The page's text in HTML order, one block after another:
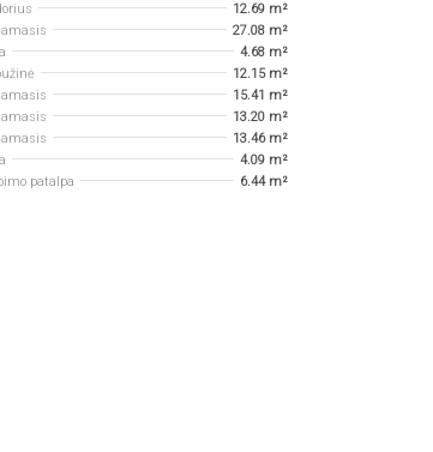
12.69 m²
27.08 m²
4.68 m²
12.15 m²
15.41 m²
13.20 m²
13.46 m²
4.09 m²
patalpa
6.44 m²